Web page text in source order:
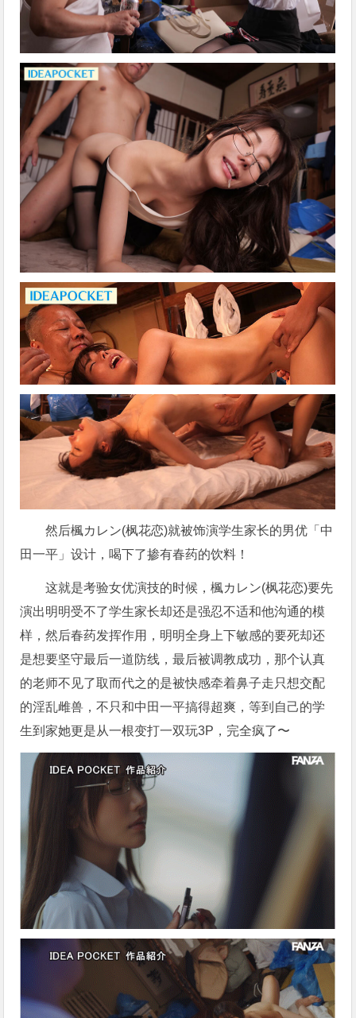
然后楓カレン(枫花恋)就被饰演学生家长的男优「中
田一平」设计，喝下了掺有春药的饮料！
这就是考验女优演技的时候，楓カレン(枫花恋)要先
演出明明受不了学生家长却还是强忍不适和他沟通的模
样，然后春药发挥作用，明明全身上下敏感的要死却还
是想要坚守最后一道防线，最后被调教成功，那个认真
的老师不见了取而代之的是被快感牵着鼻子走只想交配
的淫乱雌兽，不只和中田一平搞得超爽，等到自己的学
生到家她更是从一根变打一双玩3P，完全疯了〜